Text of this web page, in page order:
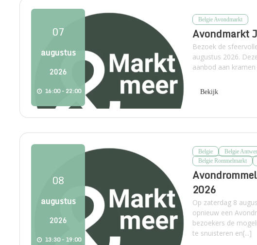
07
augustus
2026
16:00 - 22:00
Belgie Avondmarkt
Avondmarkt
Bezoek de
augustus 2026.
aanbod aan kramen
Bekijk
08
augustus
2026
13:30 - 19:00
Belgie Belgie
Belgie Rommelmarkt
2026
Op zaterdag 8
opnieuw een
bezoekers de
te snuisteren en[...]